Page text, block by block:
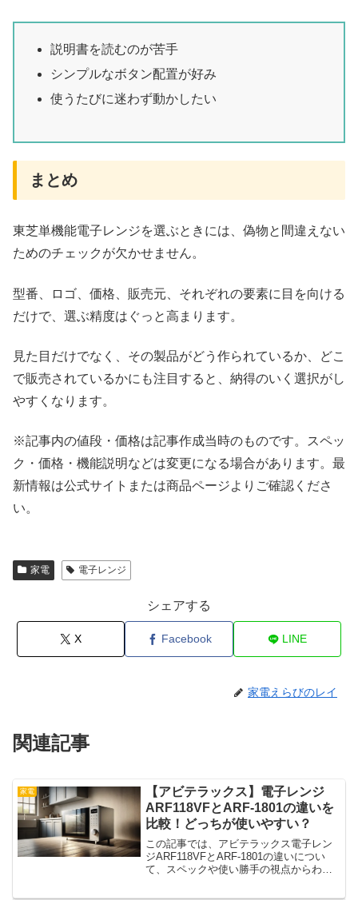
説明書を読むのが苦手
シンプルなボタン配置が好み
使うたびに迷わず動かしたい
まとめ
東芝単機能電子レンジを選ぶときには、偽物と間違えない
ためのチェックが欠かせません。
型番、ロゴ、価格、販売元、それぞれの要素に目を向ける
だけで、選ぶ精度はぐっと高まります。
見た目だけでなく、その製品がどう作られているか、どこ
で販売されているかにも注目すると、納得のいく選択がし
やすくなります。
※記事内の値段・価格は記事作成当時のものです。
スペッ
ク・価格・機能説明などは変更になる場合があります。最
新情報は公式サイトまたは商品ページよりご確認くださ
い。
家電 電子レンジ
シェアする
X Facebook LINE
家電えらびのレイ
関連記事
家電
【アビテラックス】電子レンジ
ARF118VFとARF-1801の違いを
比較！どっちが使いやすい？
この記事では、アビテラックス電子レン
ジARF118VFとARF-1801の違いについ
て、スペックや使い勝手の視点からわか